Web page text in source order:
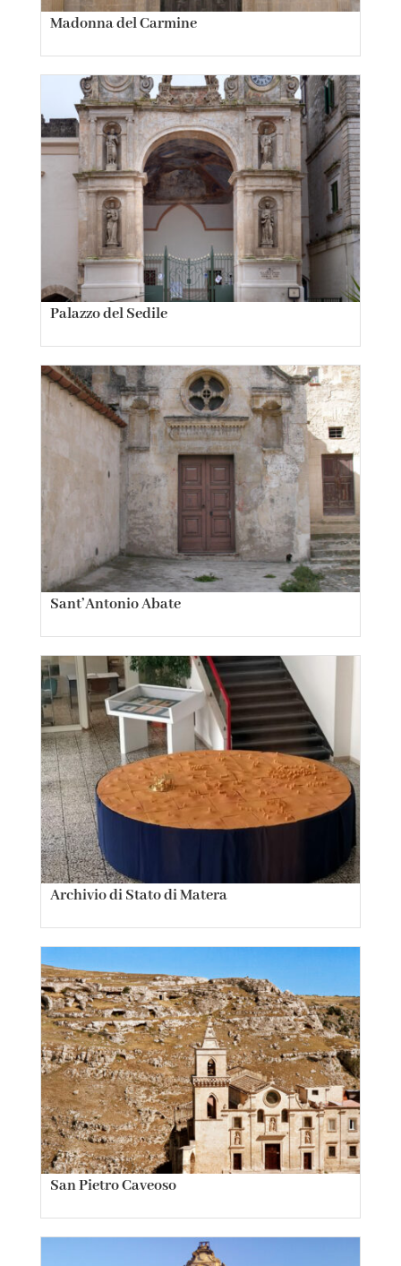
Madonna del Carmine
Palazzo del Sedile
Sant’Antonio Abate
Archivio di Stato di Matera
San Pietro Caveoso